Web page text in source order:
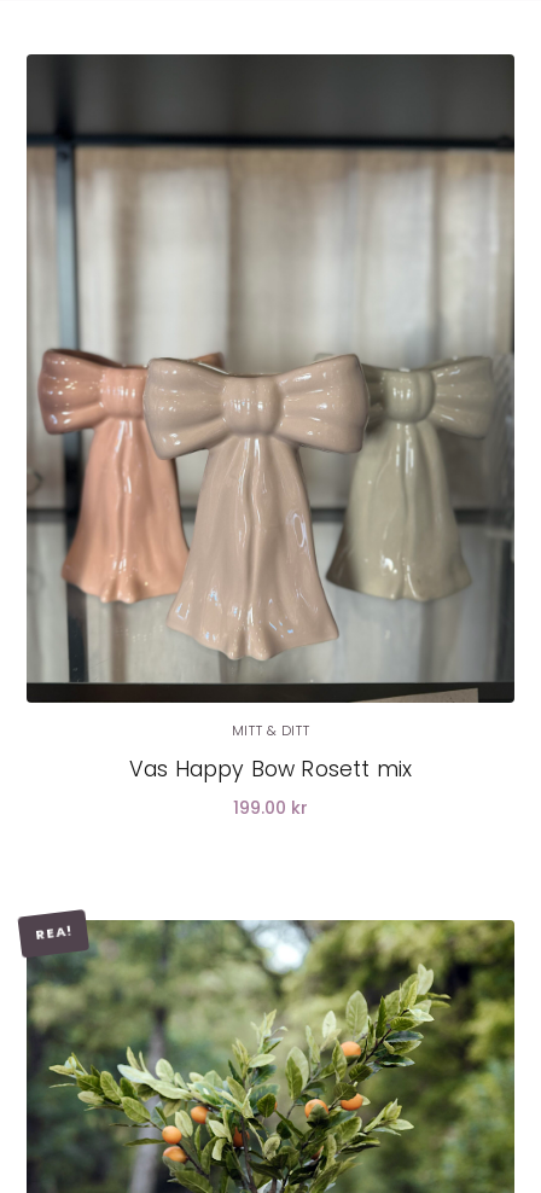
LÄGG I VARUKORG
MITT & DITT
Vas Happy Bow Rosett mix
199.00 kr
REA!